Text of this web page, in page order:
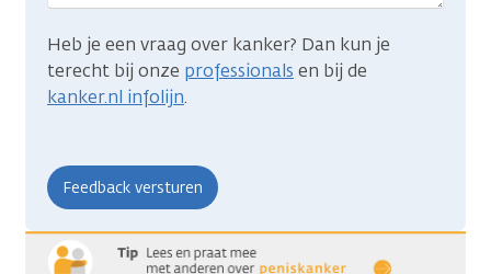
Heb je een vraag over kanker? Dan kun je
terecht bij onze professionals en bij de
kanker.nl infolijn.